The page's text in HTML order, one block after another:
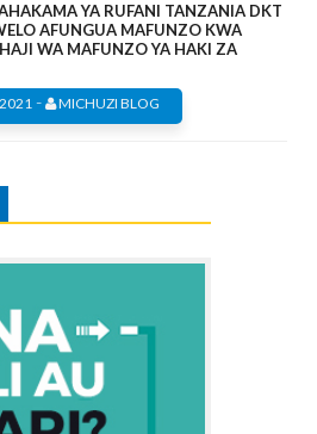
YA RUFANI TANZANIA DKT
AFUNGUA MAFUNZO KWA
WA MAFUNZO YA HAKI ZA
- MICHUZI BLOG